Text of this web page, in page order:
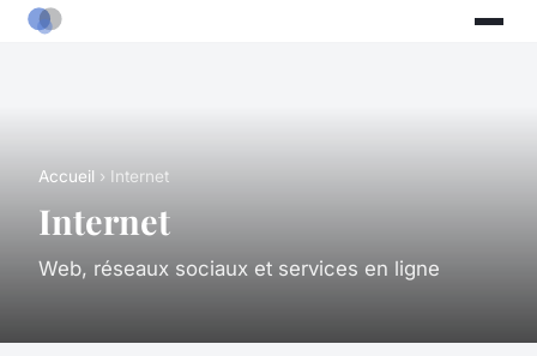
Accueil › Internet
Internet
Web, réseaux sociaux et services en ligne